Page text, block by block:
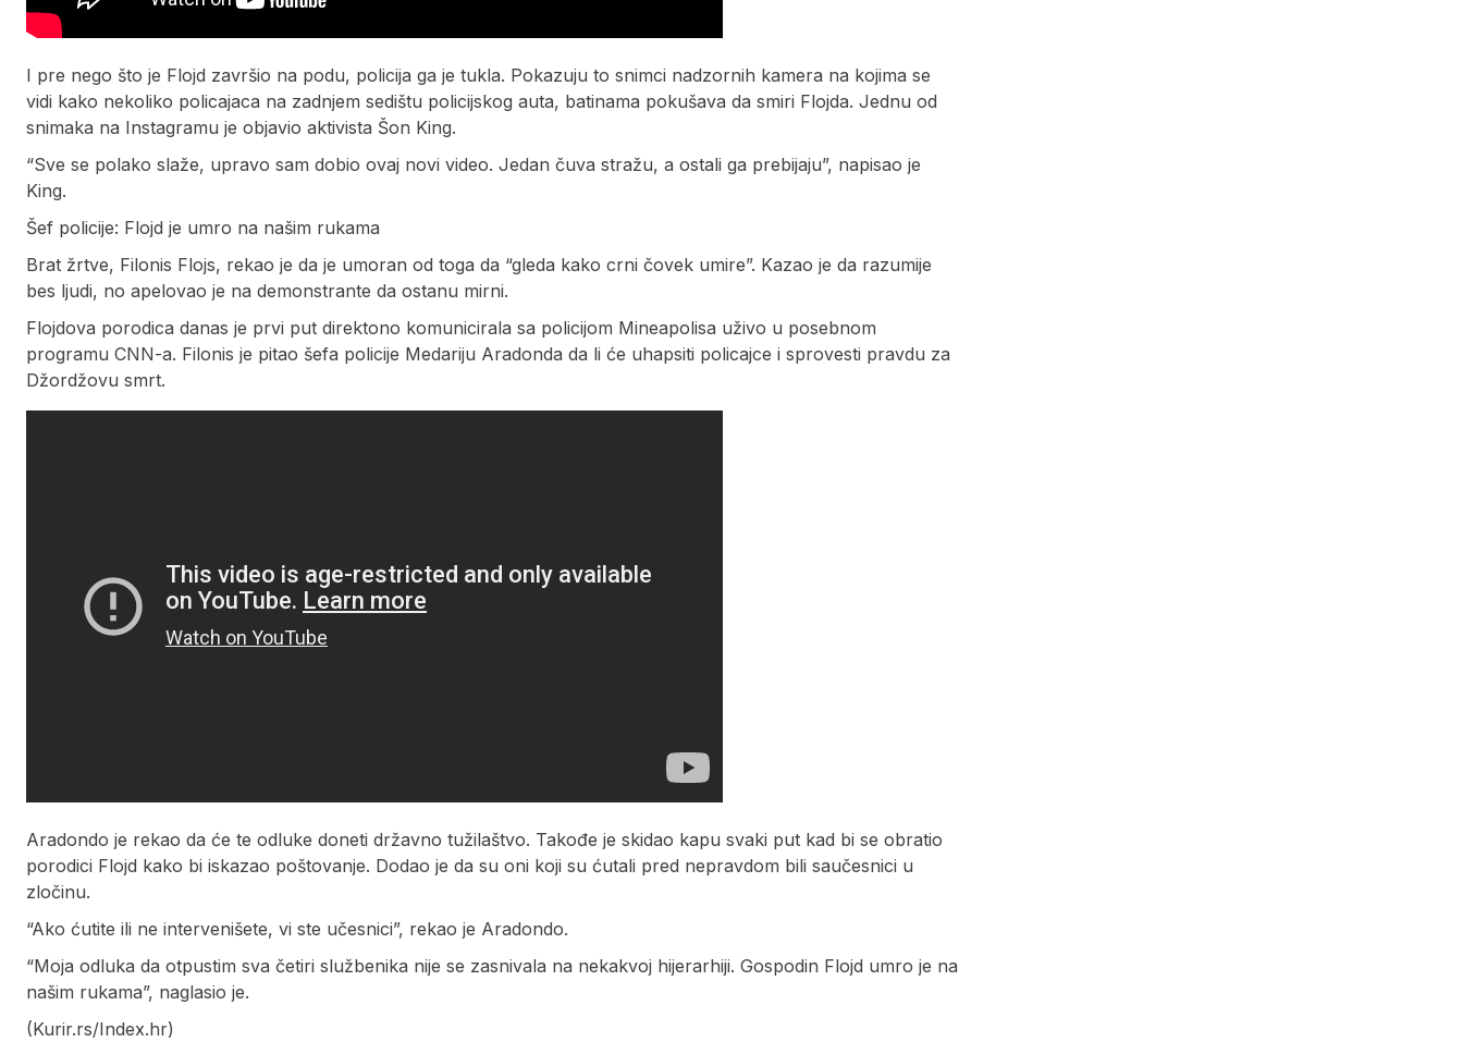
I pre nego što je Flojd završio na podu, policija ga je tukla. Pokazuju to snimci nadzornih kamera na kojima se
vidi kako nekoliko policajaca na zadnjem sedištu policijskog auta, batinama pokušava da smiri Flojda. Jednu od
snimaka na Instagramu je objavio aktivista Šon King.
“Sve se polako slaže, upravo sam dobio ovaj novi video. Jedan čuva stražu, a ostali ga prebijaju”, napisao je
King.
Šef policije: Flojd je umro na našim rukama
Brat žrtve, Filonis Flojs, rekao je da je umoran od toga da “gleda kako crni čovek umire”. Kazao je da razumije
bes ljudi, no apelovao je na demonstrante da ostanu mirni.
Flojdova porodica danas je prvi put direktono komunicirala sa policijom Mineapolisa uživo u posebnom
programu CNN-a. Filonis je pitao šefa policije Medariju Aradonda da li će uhapsiti policajce i sprovesti pravdu za
Džordžovu smrt.
Aradondo je rekao da će te odluke doneti državno tužilaštvo. Takođe je skidao kapu svaki put kad bi se obratio
porodici Flojd kako bi iskazao poštovanje. Dodao je da su oni koji su ćutali pred nepravdom bili saučesnici u
zločinu.
“Ako ćutite ili ne intervenišete, vi ste učesnici”, rekao je Aradondo.
“Moja odluka da otpustim sva četiri službenika nije se zasnivala na nekakvoj hijerarhiji. Gospodin Flojd umro je na
našim rukama”, naglasio je.
(Kurir.rs/Index.hr)